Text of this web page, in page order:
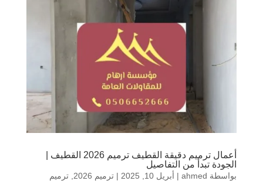
أعمال ترميم دقيقة القطيف ترميم 2026 القطيف |
الجودة تبدأ من التفاصيل
بواسطة ahmed
| أبريل 10, 2025 | ترميم 2026
ترميم